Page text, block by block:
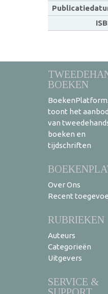
BOEKEN
toont het aanbod
van
boeken en
tijdschriften
Over Ons
Recent
RUBRIEKEN
Auteurs
Categorieën
Uitgevers
SERVICE &
SUPPORT